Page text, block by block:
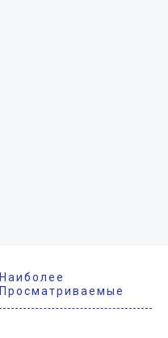
Наиболее
Просматриваемые